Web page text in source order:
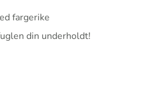
fargerike
din underholdt!